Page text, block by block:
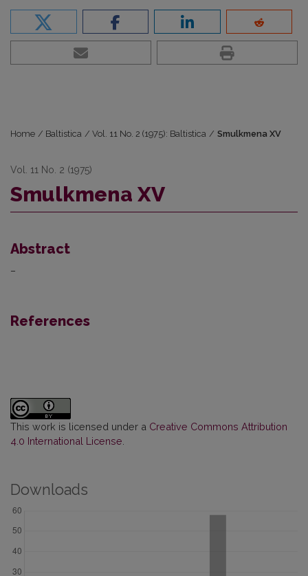
Home / Baltistica / Vol. 11 No. 2 (1975): Baltistica / Smulkmena XV
Vol. 11 No. 2 (1975)
Smulkmena XV
Abstract
–
References
This work is licensed under a Creative Commons Attribution
4.0 International License
Downloads